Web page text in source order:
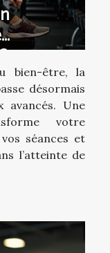
bien-être, la
désormais
avancés. Une
votre
séances et
l’atteinte de